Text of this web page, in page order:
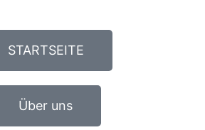
STARTSEITE
Über uns